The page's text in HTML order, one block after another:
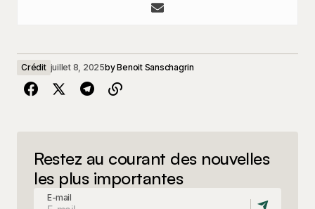
Crédit juillet 8, 2025byBenoit Sanschagrin
Restez au courant des nouvelles
les plus importantes
E-mail